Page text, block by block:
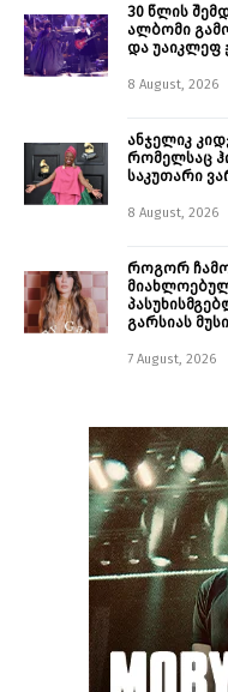
30 წლის
ალბომი
და უაიკლეფ
8 August, 2026
ანჯელიკ
რომელსაც
საკუთარი
8 August, 2026
როგორ
გარსიას
7 August, 2026